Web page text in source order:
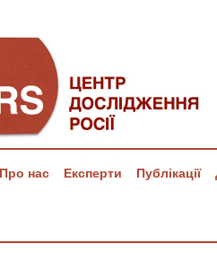
Про нас Експерти Публікації